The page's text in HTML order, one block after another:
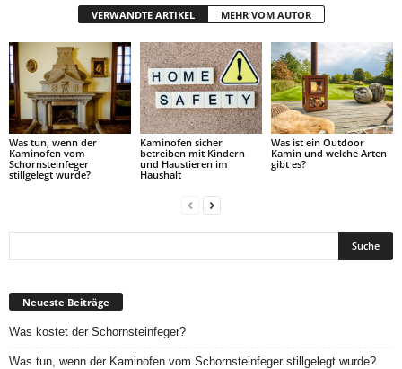
VERWANDTE ARTIKEL MEHR VOM AUTOR
Was tun, wenn der
Kaminofen vom
Schornsteinfeger
stillgelegt wurde?
Kaminofen sicher
betreiben mit Kindern
und Haustieren im
Haushalt
Was ist ein Outdoor
Kamin und welche Arten
gibt es?
Neueste Beiträge
Was kostet der Schornsteinfeger?
Was tun, wenn der Kaminofen vom Schornsteinfeger stillgelegt wurde?